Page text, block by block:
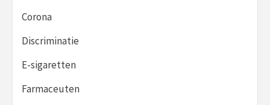
Corona
Discriminatie
E-sigaretten
Farmaceuten